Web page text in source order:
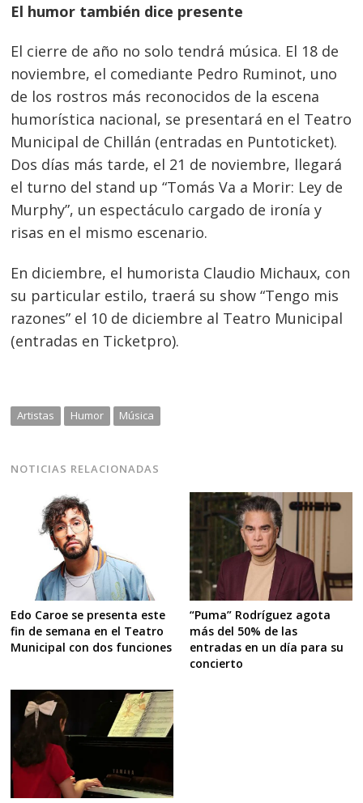
El humor también dice presente
El cierre de año no solo tendrá música. El 18 de
noviembre, el comediante Pedro Ruminot, uno
de los rostros más reconocidos de la escena
humorística nacional, se presentará en el Teatro
Municipal de Chillán (entradas en Puntoticket).
Dos días más tarde, el 21 de noviembre, llegará
el turno del stand up “Tomás Va a Morir: Ley de
Murphy”, un espectáculo cargado de ironía y
risas en el mismo escenario.
En diciembre, el humorista Claudio Michaux, con
su particular estilo, traerá su show “Tengo mis
razones” el 10 de diciembre al Teatro Municipal
(entradas en Ticketpro).
Artistas Humor Música
NOTICIAS RELACIONADAS
Edo Caroe se presenta este
fin de semana en el Teatro
Municipal con dos funciones
“Puma” Rodríguez agota
más del 50% de las
entradas en un día para su
concierto